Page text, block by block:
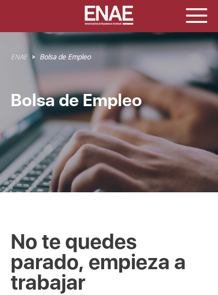
Sobrescribir
enlaces
a
la
navegación
ENAE Bolsa de Empleo
Bolsa de Empleo
No te quedes
parado, empieza a
trabajar